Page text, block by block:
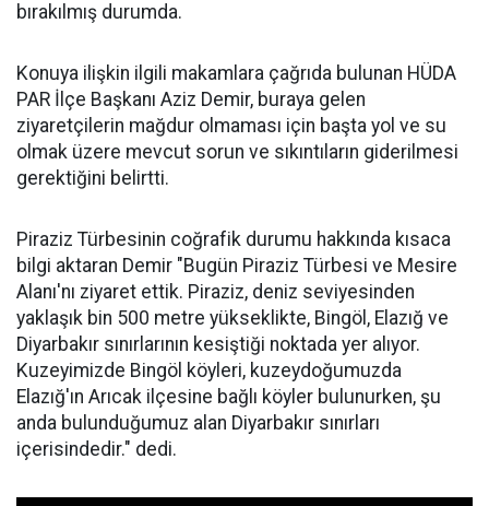
bırakılmış durumda.
Konuya ilişkin ilgili makamlara çağrıda bulunan HÜDA
PAR İlçe Başkanı Aziz Demir, buraya gelen
ziyaretçilerin mağdur olmaması için başta yol ve su
olmak üzere mevcut sorun ve sıkıntıların giderilmesi
gerektiğini belirtti.
Piraziz Türbesinin coğrafik durumu hakkında kısaca
bilgi aktaran Demir "Bugün Piraziz Türbesi ve Mesire
Alanı'nı ziyaret ettik. Piraziz, deniz seviyesinden
yaklaşık bin 500 metre yükseklikte, Bingöl, Elazığ ve
Diyarbakır sınırlarının kesiştiği noktada yer alıyor.
Kuzeyimizde Bingöl köyleri, kuzeydoğumuzda
Elazığ'ın Arıcak ilçesine bağlı köyler bulunurken, şu
anda bulunduğumuz alan Diyarbakır sınırları
içerisindedir." dedi.